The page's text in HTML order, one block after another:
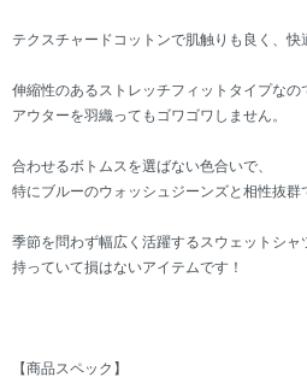
テクスチャードコットンで肌触りも良く、快
伸縮性のあるストレッチフィットタイプなの
アウターを羽織ってもゴワゴワしません。
合わせるボトムスを選ばない色合いで、
特にブルーのウォッシュジーンズと相性抜群
季節を問わず幅広く活躍するスウェットシャ
持っていて損はないアイテムです！
【商品スペック】